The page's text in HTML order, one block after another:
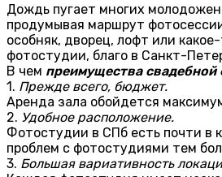
Дождь пугает многих
продумывая маршрут
особняк, дворец, лофт или
фотостудии, благо в Санкт-
В чем преимущества
1. Прежде всего, бюджет.
Аренда зала обойдется
2. Удобное расположение.
Фотостудии в СПб есть почти в
проблем с фотостудиями тем
3. Большая вариативность